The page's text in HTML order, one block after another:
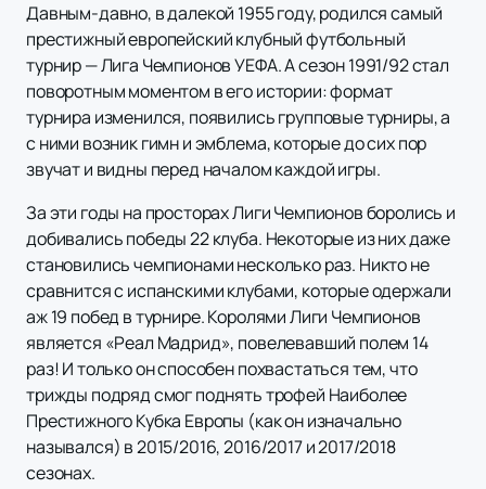
Давным-давно, в далекой 1955 году, родился самый
престижный европейский клубный футбольный
турнир — Лига Чемпионов УЕФА. А сезон 1991/92 стал
поворотным моментом в его истории: формат
турнира изменился, появились групповые турниры, а
с ними возник гимн и эмблема, которые до сих пор
звучат и видны перед началом каждой игры.
За эти годы на просторах Лиги Чемпионов боролись и
добивались победы 22 клуба. Некоторые из них даже
становились чемпионами несколько раз. Никто не
сравнится с испанскими клубами, которые одержали
аж 19 побед в турнире. Королями Лиги Чемпионов
является «Реал Мадрид», повелевавший полем 14
раз! И только он способен похвастаться тем, что
трижды подряд смог поднять трофей Наиболее
Престижного Кубка Европы (как он изначально
назывался) в 2015/2016, 2016/2017 и 2017/2018
сезонах.